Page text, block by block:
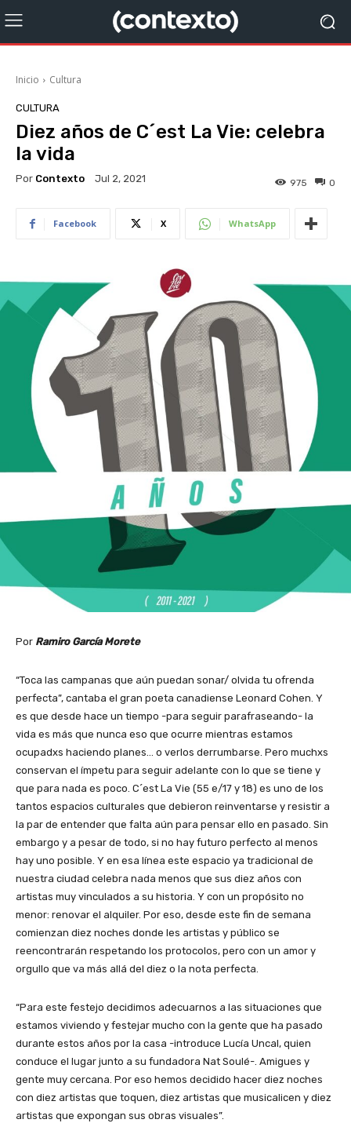
Inicio Cultura
CULTURA
Diez años de C´est La Vie: celebra
la vida
Por Contexto Jul 2, 2021 0
975
Facebook X WhatsApp
Por Ramiro García Morete
“Toca las campanas que aún puedan sonar/ olvida tu ofrenda
perfecta”, cantaba el gran poeta canadiense Leonard Cohen. Y
es que desde hace un tiempo -para seguir parafraseando- la
vida es más que nunca eso que ocurre mientras estamos
ocupadxs haciendo planes… o verlos derrumbarse. Pero muchxs
conservan el ímpetu para seguir adelante con lo que se tiene y
que para nada es poco. C´est La Vie (55 e/17 y 18) es uno de los
tantos espacios culturales que debieron reinventarse y resistir a
la par de entender que falta aún para pensar ello en pasado. Sin
embargo y a pesar de todo, si no hay futuro perfecto al menos
hay uno posible. Y en esa línea este espacio ya tradicional de
nuestra ciudad celebra nada menos que sus diez años con
artistas muy vinculados a su historia. Y con un propósito no
menor: renovar el alquiler. Por eso, desde este fin de semana
comienzan diez noches donde les artistas y público se
reencontrarán respetando los protocolos, pero con un amor y
orgullo que va más allá del diez o la nota perfecta.
“Para este festejo decidimos adecuarnos a las situaciones que
estamos viviendo y festejar mucho con la gente que ha pasado
durante estos años por la casa -introduce Lucía Uncal, quien
conduce el lugar junto a su fundadora Nat Soulé-. Amigues y
gente muy cercana. Por eso hemos decidido hacer diez noches
con diez artistas que toquen, diez artistas que musicalicen y diez
artistas que expongan sus obras visuales”.